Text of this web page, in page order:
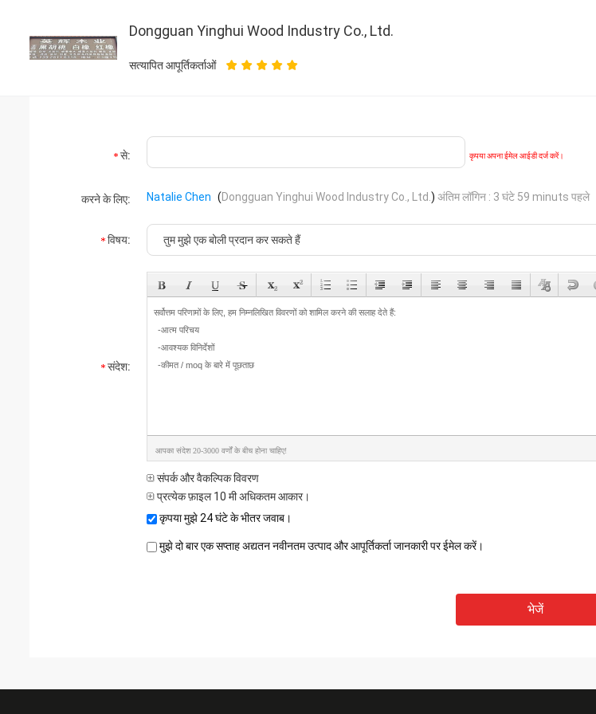
Dongguan Yinghui Wood Industry Co., Ltd.
सत्यापित आपूर्तिकर्ताओं
से: कृपया अपना ईमेल आईडी दर्ज करें।
करने के लिए: Natalie Chen (Dongguan Yinghui Wood Industry Co., Ltd. ) अंतिम लॉगिन : 3 घंटे 59 minuts पहले
विषय:
संदेश:
आपका संदेश 20-3000 वर्णों के बीच होना चाहिए!
संपर्क और वैकल्पिक विवरण
प्रत्येक फ़ाइल 10 मी अधिकतम आकार।
कृपया मुझे 24 घंटे के भीतर जवाब।
मुझे दो बार एक सप्ताह अद्यतन नवीनतम उत्पाद और आपूर्तिकर्ता जानकारी पर ईमेल करें।